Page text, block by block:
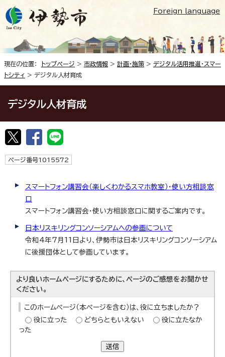
Foreign language
現在の位置： トップページ > 市政情報 > 計画・施策 > デジタル活用推進・スマー
トシティ > デジタル人材育成
デジタル人材育成
ページ番号1015572
スマートフォン講習会（楽しくわかるスマホ教室）・使い方相談窓
口
スマートフォン講習会・使い方相談窓口に関するご案内です。
日本リスキリングコンソーシアムへの参画について
令和4年7月11日より、伊勢市は日本リスキリングコンソーシアム
に後援団体として参画しています。
より良いホームページにするために、ページのご感想をお聞かせ
ください。
このホームページ（本ページを含む）は、役に立ちましたか？
役に立った
どちらともいえない
役に立たなか
った
送信